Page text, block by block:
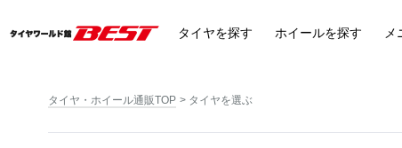
タイヤを探す ホイールを探す メ
タイヤ・ホイール通販TOP タイヤを選ぶ